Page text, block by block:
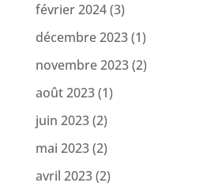
février 2024(3)
décembre 2023(1)
novembre 2023(2)
août 2023(1)
juin 2023(2)
mai 2023(2)
avril 2023(2)